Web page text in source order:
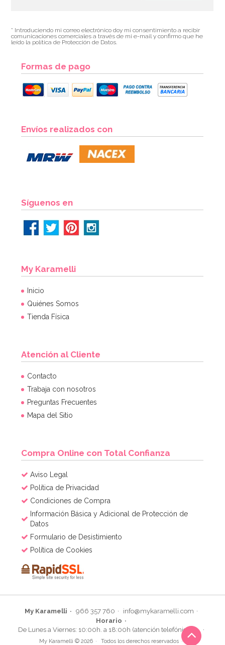
11,00€
* Introduciendo mi correo electrónico doy mi consentimiento a recibir
comunicaciones comerciales a través de mi e-mail y confirmo que he
leído la política de Protección de Datos.
Formas de pago
Envíos realizados con
Síguenos en
My Karamelli
Inicio
Quiénes Somos
Tienda Física
Atención al Cliente
Contacto
Trabaja con nosotros
Preguntas Frecuentes
Mapa del Sitio
Compra Online con Total Confianza
Aviso Legal
Política de Privacidad
Condiciones de Compra
Información Básica y Adicional de Protección de
Datos
Formulario de Desistimiento
Política de Cookies
My Karamelli 966 357 760
info@mykaramelli.com
Horario
De Lunes a Viernes: 10:00h. a 18:00h (atención telefónica)
My Karamelli © 2026 Todos los derechos reservados